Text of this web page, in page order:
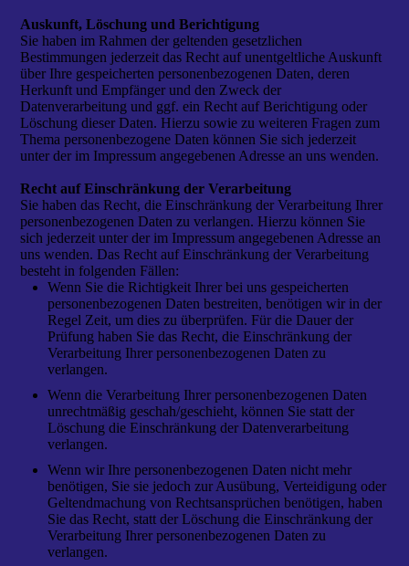
Auskunft, Löschung und Berichtigung
Sie haben im Rahmen der geltenden gesetzlichen
Bestimmungen jederzeit das Recht auf unentgeltliche Auskunft
über Ihre gespeicherten personenbezogenen Daten, deren
Herkunft und Empfänger und den Zweck der
Datenverarbeitung und ggf. ein Recht auf Berichtigung oder
Löschung dieser Daten. Hierzu sowie zu weiteren Fragen zum
Thema personenbezogene Daten können Sie sich jederzeit
unter der im Impressum angegebenen Adresse an uns wenden.
Recht auf Einschränkung der Verarbeitung
Sie haben das Recht, die Einschränkung der Verarbeitung Ihrer
personenbezogenen Daten zu verlangen. Hierzu können Sie
sich jederzeit unter der im Impressum angegebenen Adresse an
uns wenden. Das Recht auf Einschränkung der Verarbeitung
besteht in folgenden Fällen:
Wenn Sie die Richtigkeit Ihrer bei uns gespeicherten
personenbezogenen Daten bestreiten, benötigen wir in der
Regel Zeit, um dies zu überprüfen. Für die Dauer der
Prüfung haben Sie das Recht, die Einschränkung der
Verarbeitung Ihrer personenbezogenen Daten zu
verlangen.
Wenn die Verarbeitung Ihrer personenbezogenen Daten
unrechtmäßig geschah/geschieht, können Sie statt der
Löschung die Einschränkung der Datenverarbeitung
verlangen.
Wenn wir Ihre personenbezogenen Daten nicht mehr
benötigen, Sie sie jedoch zur Ausübung, Verteidigung oder
Geltendmachung von Rechtsansprüchen benötigen, haben
Sie das Recht, statt der Löschung die Einschränkung der
Verarbeitung Ihrer personenbezogenen Daten zu
verlangen.